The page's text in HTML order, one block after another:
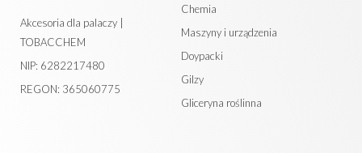
Akcesoria dla palaczy |
TOBACCHEM
NIP: 6282217480
REGON: 365060775
Chemia
Maszyny i urządzenia
Doypacki
Gilzy
Gliceryna roślinna